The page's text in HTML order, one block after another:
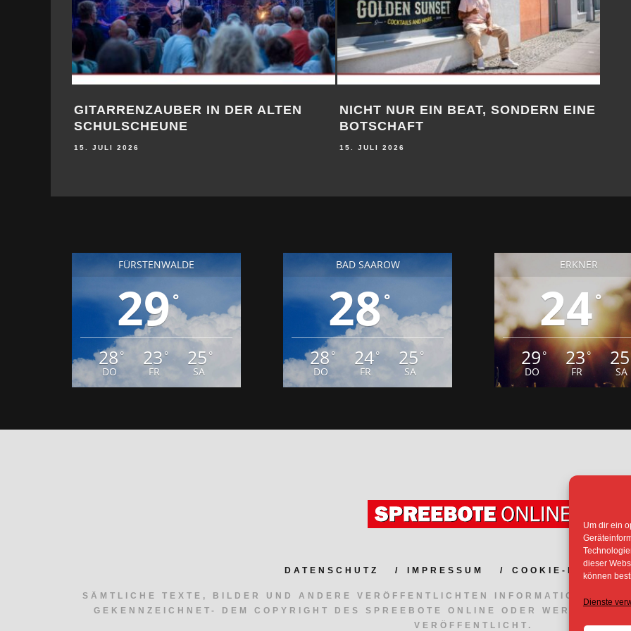
Um dir ein
dieser
können
Dienste
GITARRENZAUBER IN DER ALTEN
SCHULSCHEUNE
15. JULI 2026
NICHT NUR EIN BEAT, SONDERN EINE
BOTSCHAFT
15. JULI 2026
FÜRSTENWALDE
29
28 ° 23°
FR
BAD SAAROW
28
28 ° 24°
FR
ERKNER
24
29 ° 23°
FR
25
SA
DATENSCHUTZ IMPRESSUM COOKIE-
SÄMTLICHE TEXTE, BILDER UND ANDERE VERÖFFENTLICHTEN INFORMATIONEN
GEKENNZEICHNET- DEM COPYRIGHT DES SPREEBOTE ONLINE ODER WERDEN